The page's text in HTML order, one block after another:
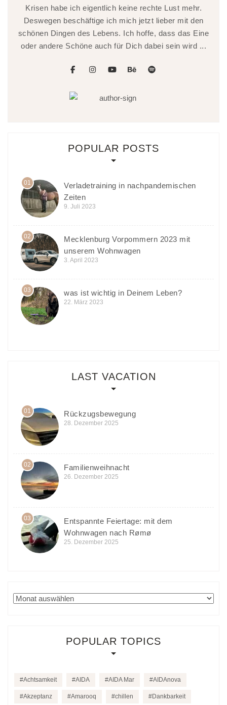
Krisen habe ich eigentlich keine rechte Lust mehr.
Deswegen beschäftige ich mich jetzt lieber mit den
schönen Dingen des Lebens. Ich hoffe, dass das Eine
oder andere Schöne auch für Dich dabei sein wird ...
POPULAR POSTS
01
Verladetraining in nachpandemischen
Zeiten
9. Juli 2023
02
Mecklenburg Vorpommern 2023 mit
unserem Wohnwagen
3. April 2023
03 was ist wichtig in Deinem Leben?
22. März 2023
LAST VACATION
01 Rückzugsbewegung
28. Dezember 2025
02 Familienweihnacht
26. Dezember 2025
03
Entspannte Feiertage: mit dem
Wohnwagen nach Rømø
25. Dezember 2025
Archiv
POPULAR TOPICS
Achtsamkeit AIDA AIDA Mar AIDAnova
Akzeptanz Amarooq chillen Dankbarkeit